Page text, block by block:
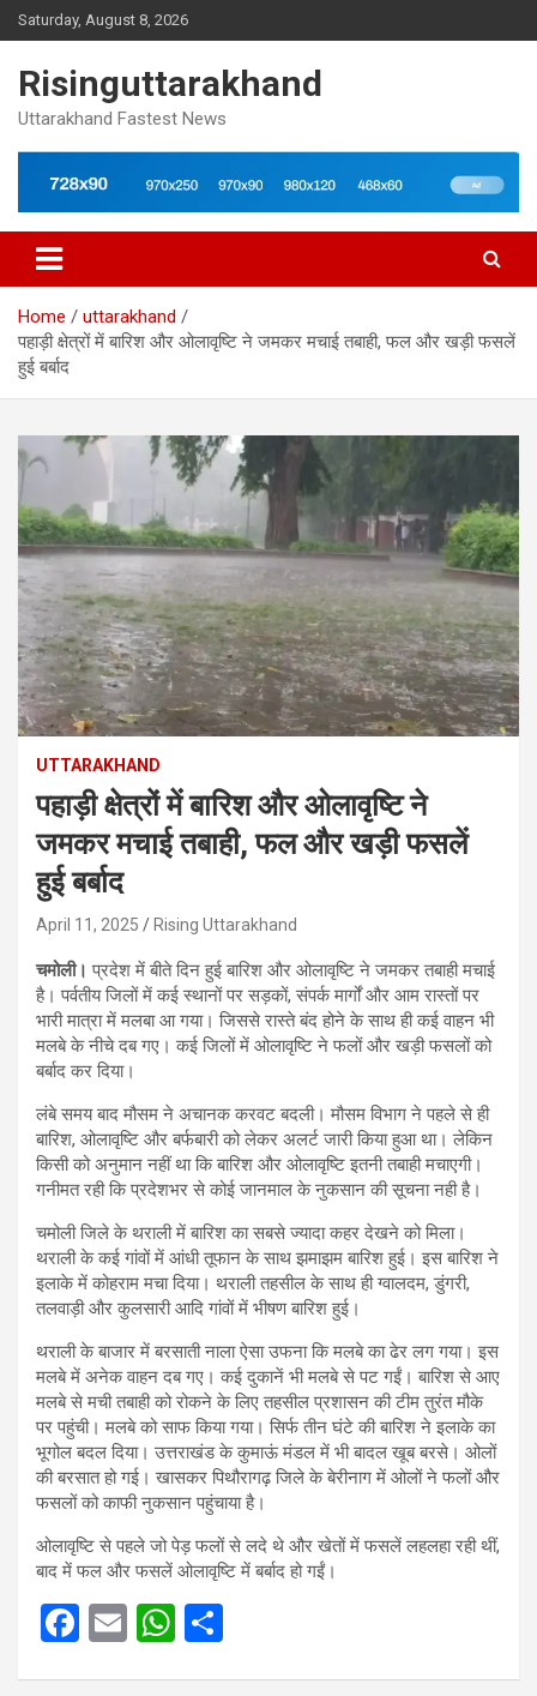
Skip
to
Saturday, August 8, 2026
Risinguttarakhand
Uttarakhand Fastest News
Home
uttarakhand
पहाड़ी क्षेत्रों में बारिश और ओलावृष्टि ने जमकर मचाई तबाही, फल और खड़ी फसलें
हुई बर्बाद
UTTARAKHAND
पहाड़ी क्षेत्रों में बारिश और ओलावृष्टि ने
जमकर मचाई तबाही, फल और खड़ी फसलें
हुई बर्बाद
April 11, 2025 Rising Uttarakhand
चमोली। प्रदेश में बीते दिन हुई बारिश और ओलावृष्टि ने जमकर तबाही मचाई
है। पर्वतीय जिलों में कई स्थानों पर सड़कों, संपर्क मार्गों और आम रास्तों पर
भारी मात्रा में मलबा आ गया। जिससे रास्ते बंद होने के साथ ही कई वाहन भी
मलबे के नीचे दब गए। कई जिलों में ओलावृष्टि ने फलों और खड़ी फसलों को
बर्बाद कर दिया।
लंबे समय बाद मौसम ने अचानक करवट बदली। मौसम विभाग ने पहले से ही
बारिश, ओलावृष्टि और बर्फबारी को लेकर अलर्ट जारी किया हुआ था। लेकिन
किसी को अनुमान नहीं था कि बारिश और ओलावृष्टि इतनी तबाही मचाएगी।
गनीमत रही कि प्रदेशभर से कोई जानमाल के नुकसान की सूचना नही है।
चमोली जिले के थराली में बारिश का सबसे ज्यादा कहर देखने को मिला।
थराली के कई गांवों में आंधी तूफान के साथ झमाझम बारिश हुई। इस बारिश ने
इलाके में कोहराम मचा दिया। थराली तहसील के साथ ही ग्वालदम, डुंगरी,
तलवाड़ी और कुलसारी आदि गांवों में भीषण बारिश हुई।
थराली के बाजार में बरसाती नाला ऐसा उफना कि मलबे का ढेर लग गया। इस
मलबे में अनेक वाहन दब गए। कई दुकानें भी मलबे से पट गईं। बारिश से आए
मलबे से मची तबाही को रोकने के लिए तहसील प्रशासन की टीम तुरंत मौके
पर पहुंची। मलबे को साफ किया गया। सिर्फ तीन घंटे की बारिश ने इलाके का
भूगोल बदल दिया। उत्तराखंड के कुमाऊं मंडल में भी बादल खूब बरसे। ओलों
की बरसात हो गई। खासकर पिथौरागढ़ जिले के बेरीनाग में ओलों ने फलों और
फसलों को काफी नुकसान पहुंचाया है।
ओलावृष्टि से पहले जो पेड़ फलों से लदे थे और खेतों में फसलें लहलहा रही थीं,
बाद में फल और फसलें ओलावृष्टि में बर्बाद हो गईं।
F
E
W